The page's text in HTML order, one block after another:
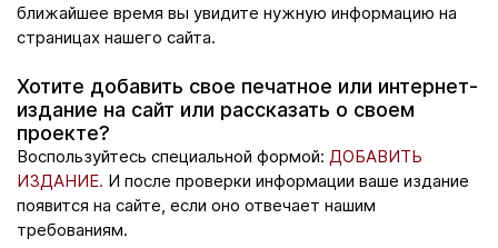
ближайшее время вы увидите нужную информацию на
страницах нашего сайта.
Хотите добавить свое печатное или интернет-
издание на сайт или рассказать о своем
проекте?
Воспользуйтесь специальной формой: ДОБАВИТЬ
ИЗДАНИЕ. И после проверки информации ваше издание
появится на сайте, если оно отвечает нашим
требованиям.